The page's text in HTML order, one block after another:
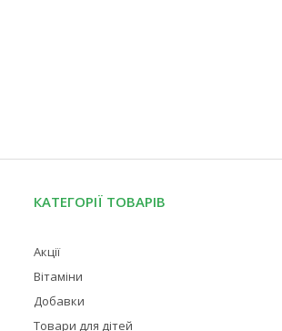
КАТЕГОРІЇ ТОВАРІВ
Акції
Вітаміни
Добавки
Товари для дітей